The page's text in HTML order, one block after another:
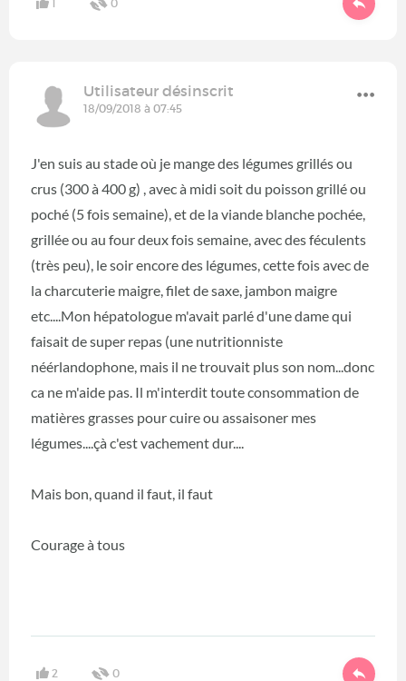
1 0
Utilisateur désinscrit
18/09/2018 à 07:45
J'en suis au stade où je mange des légumes grillés ou
crus (300 à 400 g) , avec à midi soit du poisson grillé ou
poché (5 fois semaine), et de la viande blanche pochée,
grillée ou au four deux fois semaine, avec des féculents
(très peu), le soir encore des légumes, cette fois avec de
la charcuterie maigre, filet de saxe, jambon maigre
etc....Mon hépatologue m'avait parlé d'une dame qui
faisait de super repas (une nutritionniste
néérlandophone, mais il ne trouvait plus son nom...donc
ca ne m'aide pas. Il m'interdit toute consommation de
matières grasses pour cuire ou assaisoner mes
légumes....çà c'est vachement dur....
Mais bon, quand il faut, il faut
Courage à tous
2 0